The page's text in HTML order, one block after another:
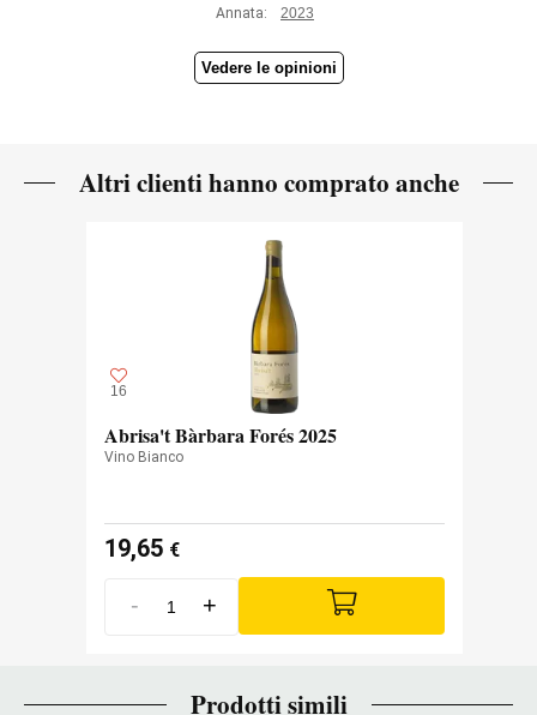
Annata:
2023
Vedere le opinioni
Altri clienti hanno comprato anche
16
Abrisa't Bàrbara Forés 2025
Vino Bianco
19,65 €
- +
Prodotti simili